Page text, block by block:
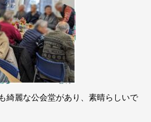
綺麗な公会堂があり、素晴らしいで